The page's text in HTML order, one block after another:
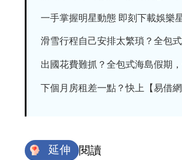
一手掌握明星動態 即刻下載娛樂
滑雪行程自己安排太繁瑣？全包
出國花費難抓？全包式海島假期
下個月房租差一點？快上【易借
延伸 閱讀